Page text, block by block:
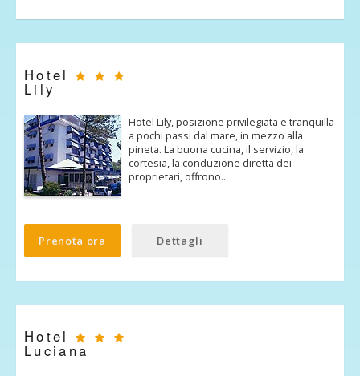
Hotel
Lily
Hotel Lily, posizione privilegiata e tranquilla
a pochi passi dal mare, in mezzo alla
pineta. La buona cucina, il servizio, la
cortesia, la conduzione diretta dei
proprietari, offrono…
Prenota ora Dettagli
Hotel
Luciana